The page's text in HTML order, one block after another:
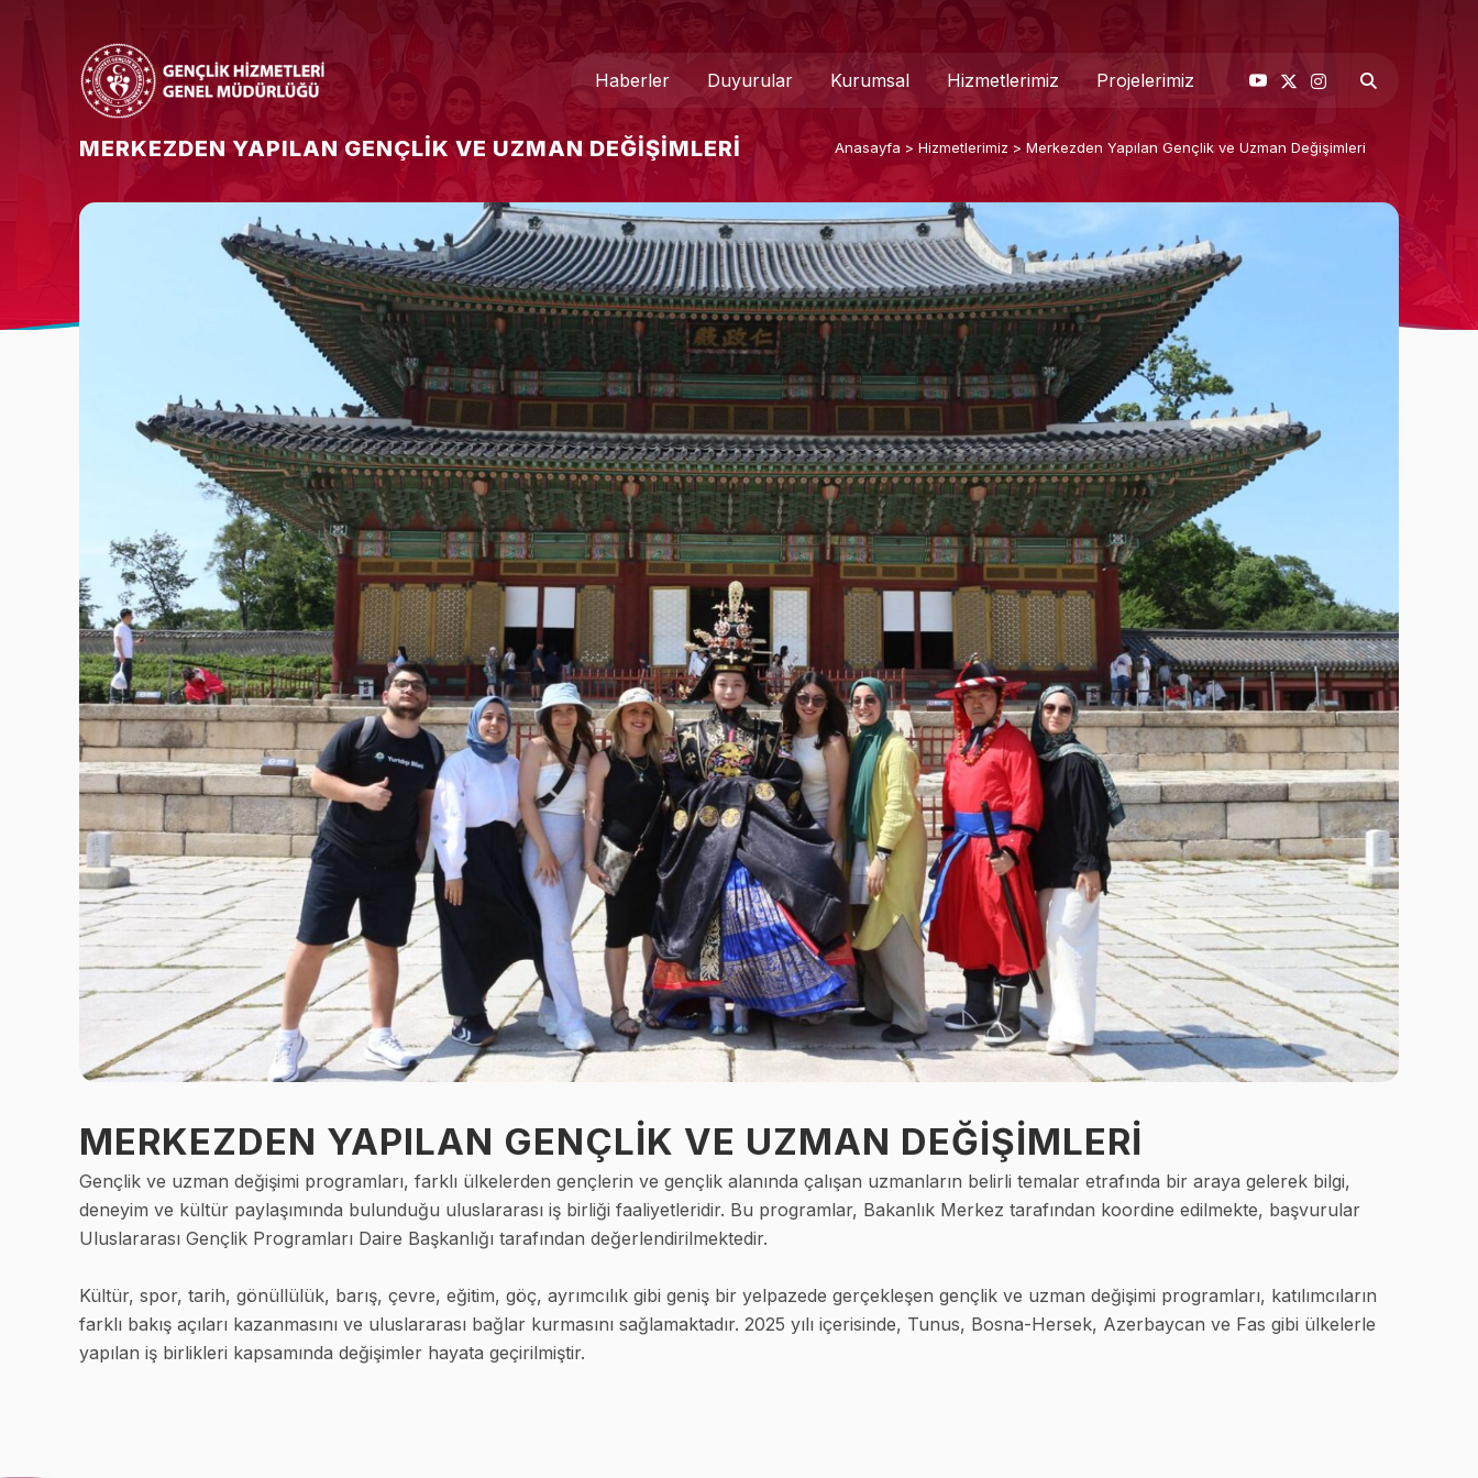
Haberler Duyurular Kurumsal
Bakan Yardımcısı
Genel Müdür
Hakkımızda
Teşkilat Şeması
Mevzuat
Formlar
Kurumsal Kimlik
Basında Biz
İletişim
Hizmetlerimiz Projelerimiz
MERKEZDEN YAPILAN GENÇLIK VE UZMAN DEĞIŞIMLERI Anasayfa > Hizmetlerimiz > Merkezden Yapılan Gençlik ve Uzman Değişimleri
MERKEZDEN YAPILAN GENÇLİK VE UZMAN DEĞİŞİMLERİ
Gençlik ve uzman değişimi programları, farklı ülkelerden gençlerin ve gençlik alanında çalışan uzmanların belirli temalar etrafında bir araya gelerek bilgi,
deneyim ve kültür paylaşımında bulunduğu uluslararası iş birliği faaliyetleridir. Bu programlar, Bakanlık Merkez tarafından koordine edilmekte, başvurular
Uluslararası Gençlik Programları Daire Başkanlığı tarafından değerlendirilmektedir.
Kültür, spor, tarih, gönüllülük, barış, çevre, eğitim, göç, ayrımcılık gibi geniş bir yelpazede gerçekleşen gençlik ve uzman değişimi programları, katılımcıların
farklı bakış açıları kazanmasını ve uluslararası bağlar kurmasını sağlamaktadır. 2025 yılı içerisinde, Tunus, Bosna-Hersek, Azerbaycan ve Fas gibi ülkelerle
yapılan iş birlikleri kapsamında değişimler hayata geçirilmiştir.